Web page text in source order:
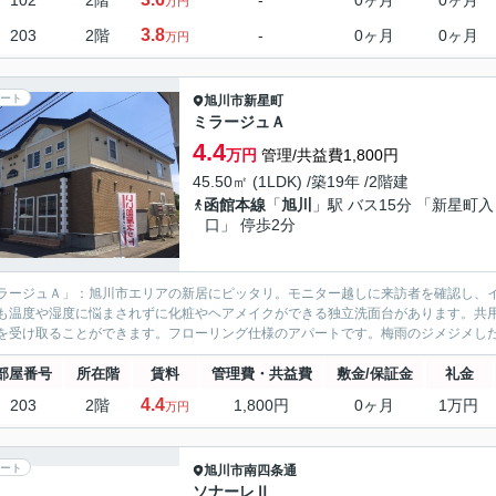
203
2階 3.8万円 - 0ヶ月 0ヶ月
ト 旭川市新星町
ミラージュＡ
4.4万円 管理/共益費1,800円
45.50㎡ (1LDK) /築19年 /2階建
函館本線 「旭川
」駅 バス15分 「新星町入
口」 停歩2分
ージュＡ」：旭川市エリアの新居にピッタリ。モニター越しに来訪者を確認し
温度や湿度に悩まされずに化粧やヘアメイクができる独立洗面台があります。
受け取ることができます。フローリング仕様のアパートです。梅雨のジメジメ
屋番号 所在階 賃料 管理費・共益費 敷金/保証金 礼金
203 2階 4.4万円 1,800円 0ヶ月 1万円
ト 旭川市南四条通
ソナーレⅡ